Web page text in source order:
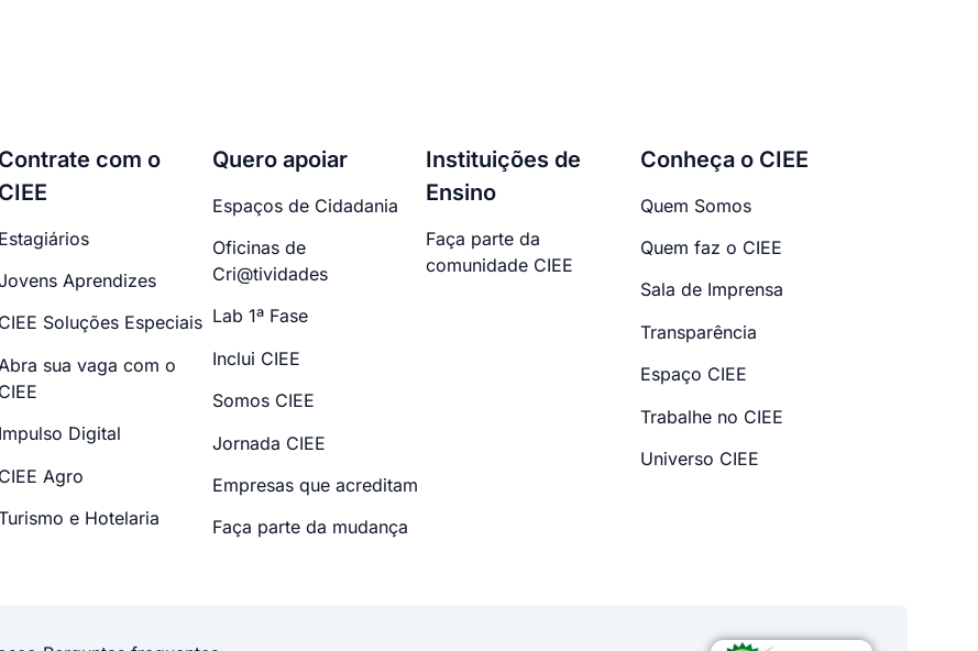
Contrate com o
CIEE
Estagiários
Aprendizes
CIEE Soluções Especiais
Abra sua vaga com o
CIEE
Impulso Digital
CIEE Agro
e Hotelaria
Quero apoiar
Espaços de Cidadania
Oficinas de
Cri@tividades
Lab 1ª Fase
Inclui CIEE
Somos CIEE
Jornada CIEE
Empresas que acreditam
Faça parte da mudança
Instituições de
Ensino
Faça parte da
comunidade CIEE
Conheça o CIEE
Quem Somos
Quem faz o CIEE
Sala de Imprensa
Transparência
Espaço CIEE
Trabalhe no CIEE
Universo CIEE